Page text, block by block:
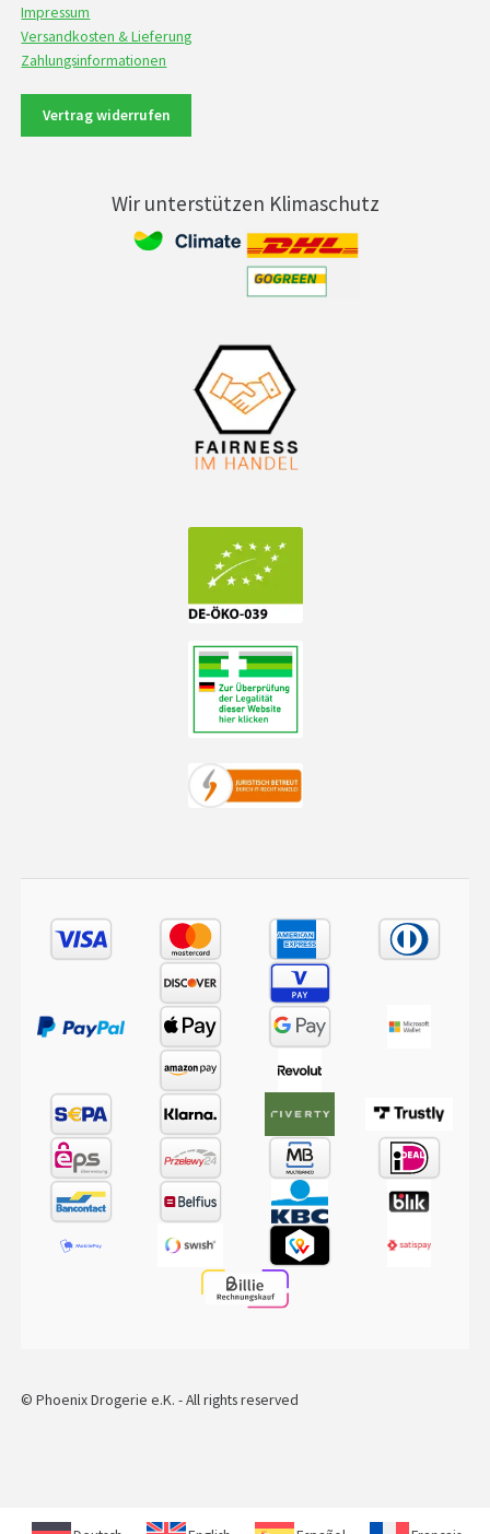
Impressum
Versandkosten & Lieferung
Zahlungsinformationen
Vertrag widerrufen
Wir unterstützen Klimaschutz
© Phoenix Drogerie e.K. - All rights reserved